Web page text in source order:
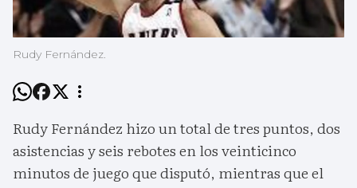
Rudy Fernández.
Rudy Fernández hizo un total de tres puntos, dos
asistencias y seis rebotes en los veinticinco
minutos de juego que disputó, mientras que el